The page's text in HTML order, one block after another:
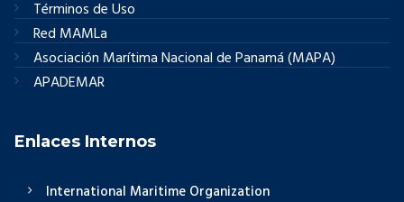
Términos de Uso
Red MAMLa
Asociación Marítima Nacional de Panamá (MAPA)
APADEMAR
Enlaces Internos
International Maritime Organization